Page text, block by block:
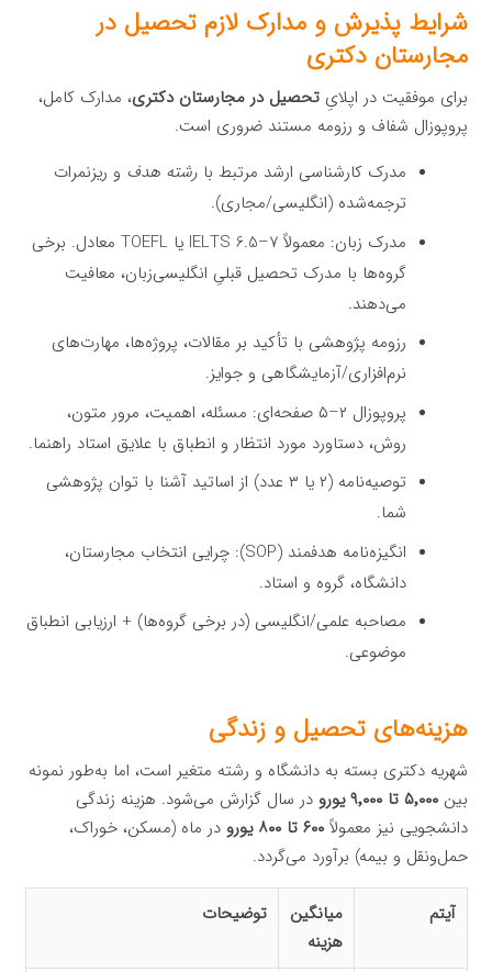
شرایط پذیرش و مدارک لازم تحصیل در
مجارستان دکتری
برای موفقیت در اپلایِتحصیل در مجارستان دکتری، مدارک کامل،
پروپوزال شفاف و رزومه مستند ضروری است.
مدرک کارشناسی ارشد مرتبط با رشته هدف و ریزنمرات
ترجمه‌شده (انگلیسی/مجاری).
مدرک زبان: معمولاً IELTS 6.5–۷ یا TOEFL معادل. برخی
گروه‌ها با مدرک تحصیل قبلیِ انگلیسی‌زبان، معافیت
می‌دهند.
رزومه پژوهشی با تأکید بر مقالات، پروژه‌ها، مهارت‌های
نرم‌افزاری/آزمایشگاهی و جوایز.
پروپوزال ۲–۵ صفحه‌ای: مسئله، اهمیت، مرور متون،
روش، دستاورد مورد انتظار و انطباق با علایق استاد راهنما.
توصیه‌نامه (۲ یا ۳ عدد) از اساتید آشنا با توان پژوهشی
شما.
انگیزه‌نامه هدفمند (SOP): چرایی انتخاب مجارستان،
دانشگاه، گروه و استاد.
مصاحبه علمی/انگلیسی (در برخی گروه‌ها) + ارزیابی انطباق
موضوعی.
هزینه‌های تحصیل و زندگی
شهریه دکتری بسته به دانشگاه و رشته متغیر است، اما به‌طور نمونه
بین۵٬۰۰۰ تا ۹٬۰۰۰ یورو
در سال گزارش می‌شود. هزینه زندگی
دانشجویی نیز معمولاً۶۰۰ تا ۸۰۰ یورو
در ماه (مسکن، خوراک،
حمل‌ونقل و بیمه) برآورد می‌گردد.
آیتم
میانگین
هزینه
توضیحات